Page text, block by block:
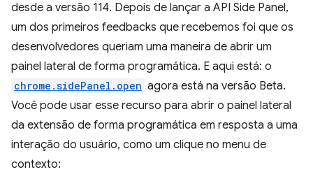
desde a versão 114. Depois de lançar a API Side Panel,
um dos primeiros feedbacks que recebemos foi que os
desenvolvedores queriam uma maneira de abrir um
painel lateral de forma programática. E aqui está: o
chrome.sidePanel.open agora está na versão Beta.
Você pode usar esse recurso para abrir o painel lateral
da extensão de forma programática em resposta a uma
interação do usuário, como um clique no menu de
contexto: